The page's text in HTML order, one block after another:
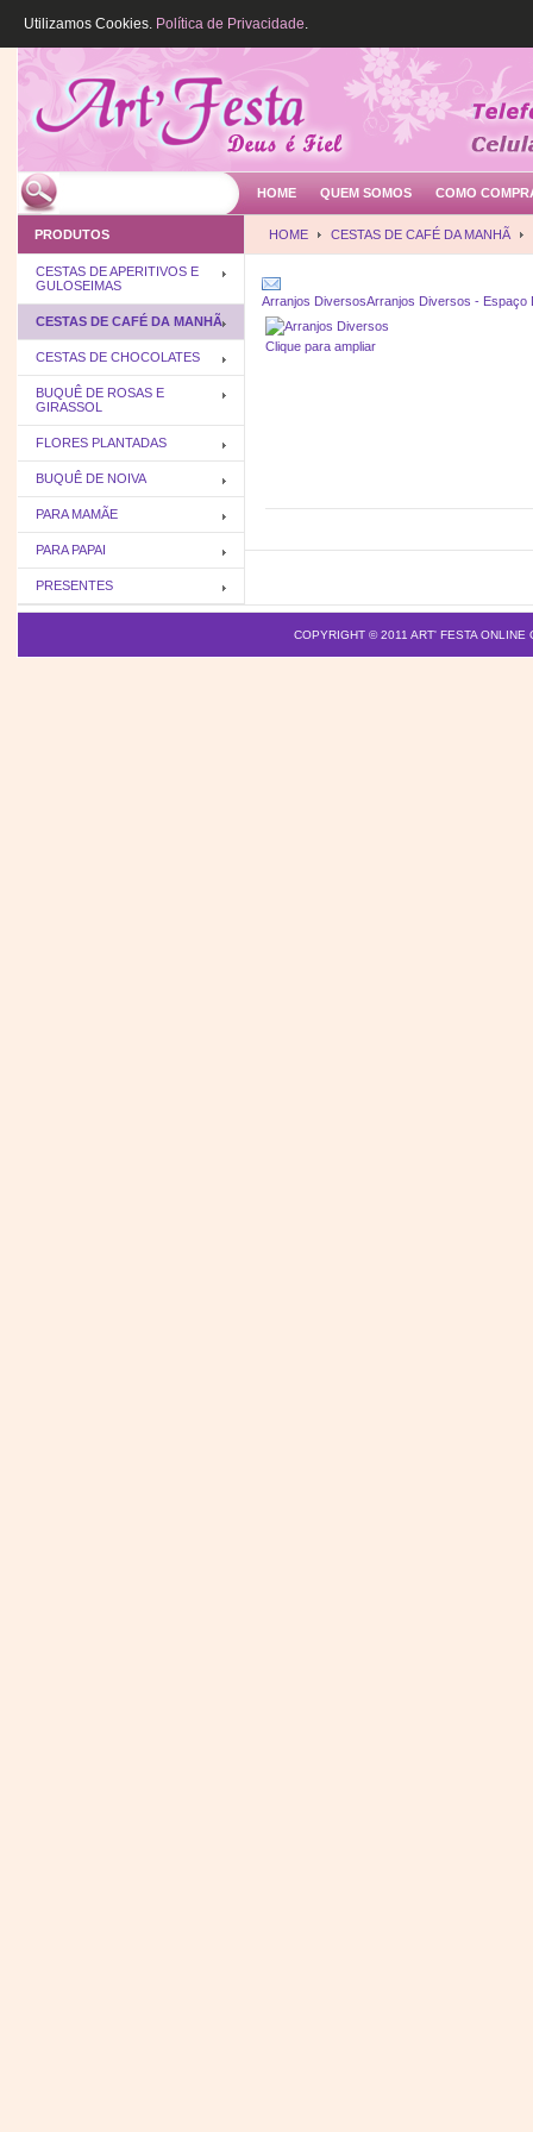
HOME QUEM SOMOS COMO
HOME CESTAS DE CAFÉ DA MANHÃ
Arranjos DiversosArranjos Diversos - Espaço
Clique para ampliar
PRODUTOS
CESTAS DE APERITIVOS E
GULOSEIMAS
CESTAS DE CAFÉ DA MANHÃ
CESTAS DE CHOCOLATES
BUQUÊ DE ROSAS E
GIRASSOL
FLORES PLANTADAS
BUQUÊ DE NOIVA
PARA MAMÃE
PARA PAPAI
PRESENTES
COPYRIGHT © 2011 ART' FESTA ONLINE
Utilizamos Cookies. Política de Privacidade.